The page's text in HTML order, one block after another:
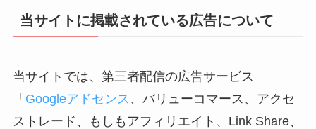
当サイトに掲載されている広告について
当サイトでは、第三者配信の広告サービス
「 Googleアドセンス 、バリューコマース、アクセ
ストレード、もしもアフィリエイト、Link Share、